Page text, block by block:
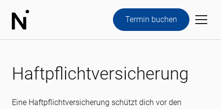
Termin buchen
Haftpflichtversicherung
Eine Haftpflichtversicherung schützt dich vor den